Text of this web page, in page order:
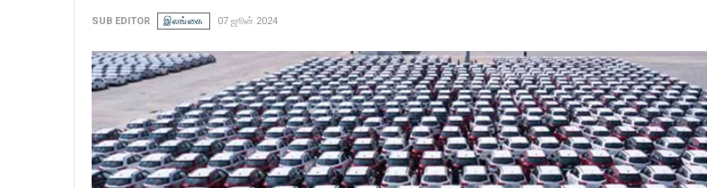
SUB EDITOR இலங்கை 07 ஜூன் 2024